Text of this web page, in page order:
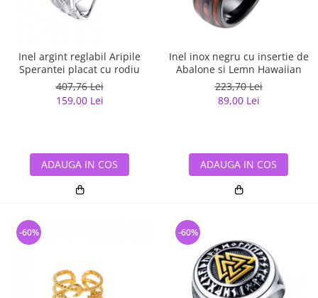
Inel argint reglabil Aripile
Sperantei placat cu rodiu
407,76 Lei
159,00 Lei
ADAUGA IN COS
Inel inox negru cu insertie de
Abalone si Lemn Hawaiian
223,70 Lei
89,00 Lei
ADAUGA IN COS
-60% -60%